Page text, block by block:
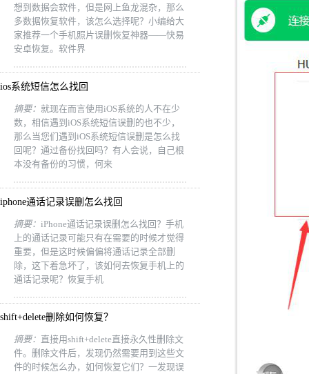
想到数据会软件，但是网上鱼龙混杂，那么
多数据恢复软件，该怎么选择呢？小编给大
家推荐一个手机照片误删恢复神器——快易
安卓恢复。软件界
ios系统短信怎么找回
摘要： 就现在而言使用iOS系统的人不在少
数，相信遇到iOS系统短信误删的也不少，
那么当您们遇到iOS系统短信误删是怎么找
回呢？通过备份找回吗？有人会说，自己根
本没有备份的习惯，何来
iphone通话记录误删怎么找回
摘要： iPhone通话记录误删怎么找回？手机
上的通话记录可能只有在需要的时候才觉得
重要，但是这时候偏偏将通话记录全部删
除，这下着急坏了，该如何去恢复手机上的
通话记录呢？恢复手机
shift+delete删除如何恢复？
摘要： 直接用shift+delete直接永久性删除文
件。删除文件后，发现仍然需要用到这些文
件的时候怎么办，如何恢复它们？一发现误